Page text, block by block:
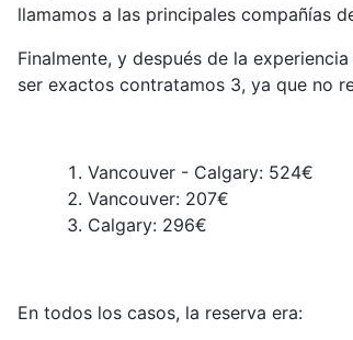
llamamos a las principales compañías
Finalmente, y después de la
ser exactos contratamos 3, ya que no
Vancouver - Calgary: 524€
Vancouver: 207€
Calgary: 296€
En todos los casos, la reserva era: